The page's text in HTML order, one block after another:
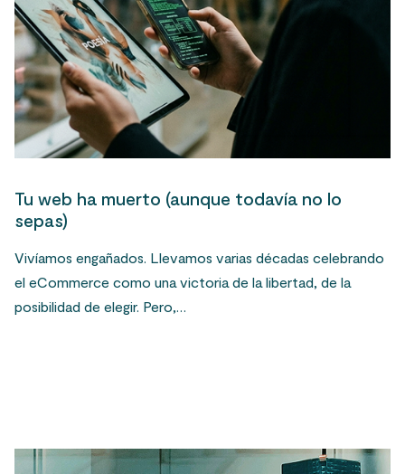
Tu web ha muerto (aunque todavía no lo
sepas)
Vivíamos engañados. Llevamos varias décadas celebrando
el eCommerce como una victoria de la libertad, de la
posibilidad de elegir. Pero,…